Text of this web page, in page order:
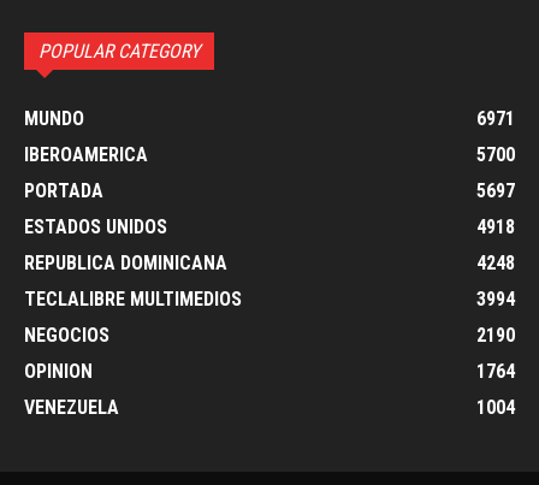
POPULAR CATEGORY
MUNDO
6971
IBEROAMERICA
5700
PORTADA
5697
ESTADOS UNIDOS
4918
REPUBLICA DOMINICANA
4248
TECLALIBRE MULTIMEDIOS
3994
NEGOCIOS
2190
OPINION
1764
VENEZUELA
1004